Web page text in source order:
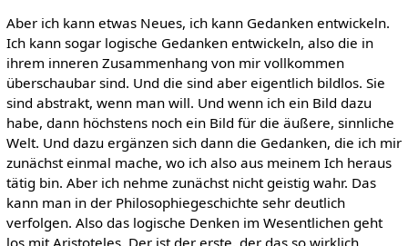
Aber ich kann etwas Neues, ich kann Gedanken entwickeln.
Ich kann sogar logische Gedanken entwickeln, also die in
ihrem inneren Zusammenhang von mir vollkommen
überschaubar sind. Und die sind aber eigentlich bildlos. Sie
sind abstrakt, wenn man will. Und wenn ich ein Bild dazu
habe, dann höchstens noch ein Bild für die äußere, sinnliche
Welt. Und dazu ergänzen sich dann die Gedanken, die ich mir
zunächst einmal mache, wo ich also aus meinem Ich heraus
tätig bin. Aber ich nehme zunächst nicht geistig wahr. Das
kann man in der Philosophiegeschichte sehr deutlich
verfolgen. Also das logische Denken im Wesentlichen geht